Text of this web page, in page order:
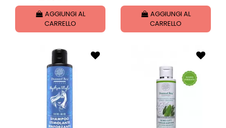
AGGIUNGI AL
CARRELLO
AGGIUNGI AL
CARRELLO